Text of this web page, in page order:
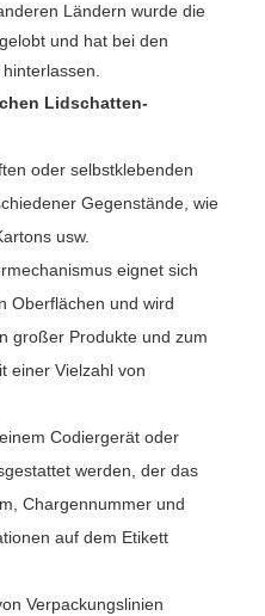
Ländern wurde die
und hat bei den
Lidschatten-
oder selbstklebenden
Gegenstände, wie
usw.
eignet sich
Oberflächen und wird
großer Produkte und zum
einer Vielzahl von
Codiergerät oder
werden, der das
Chargennummer und
auf dem Etikett
Verpackungslinien